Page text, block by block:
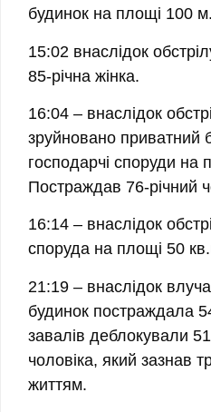
будинок на площі 100
15:02 внаслідок
85-річна жінка.
16:04 – внаслідок
зруйновано приватний
господарчі споруди на
Постраждав 76-річний
16:14 – внаслідок
споруда на площі 50
21:19 – внаслідок
будинок постраждала
завалів деблокували
чоловіка, який зазнав
життям.